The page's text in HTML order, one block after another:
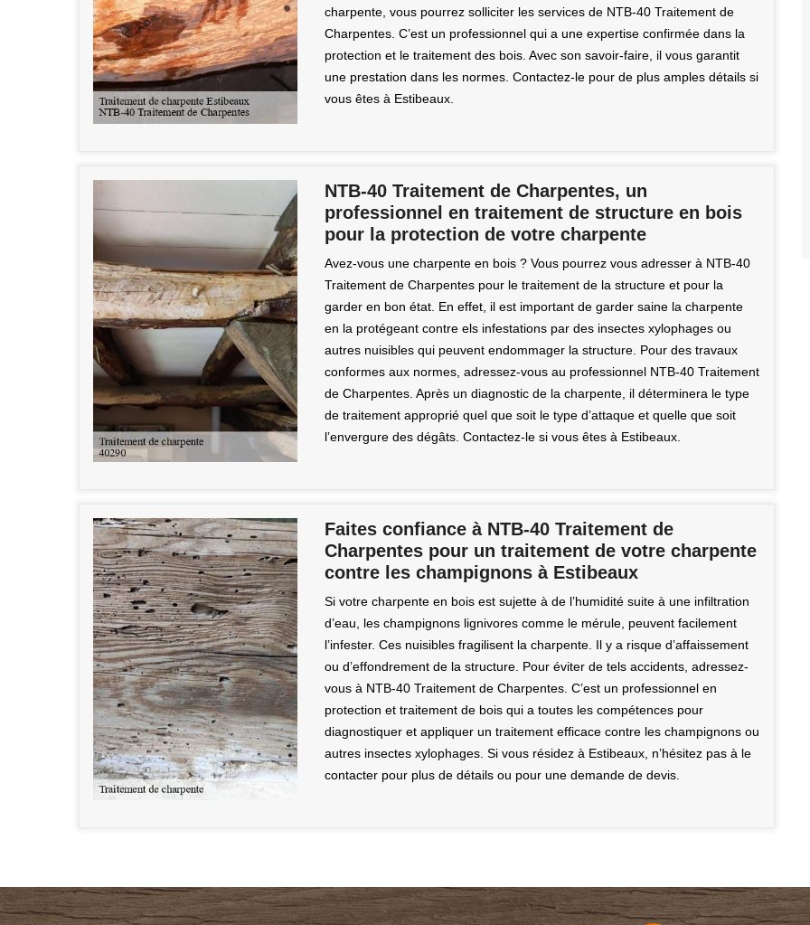
charpente, vous pourrez solliciter les services de NTB-40 Traitement de
Charpentes. C’est un professionnel qui a une expertise confirmée dans la
protection et le traitement des bois. Avec son savoir-faire, il vous garantit
une prestation dans les normes. Contactez-le pour de plus amples détails si
vous êtes à Estibeaux.
NTB-40 Traitement de Charpentes, un
professionnel en traitement de structure en bois
pour la protection de votre charpente
Avez-vous une charpente en bois ? Vous pourrez vous adresser à NTB-40
Traitement de Charpentes pour le traitement de la structure et pour la
garder en bon état. En effet, il est important de garder saine la charpente
en la protégeant contre els infestations par des insectes xylophages ou
autres nuisibles qui peuvent endommager la structure. Pour des travaux
conformes aux normes, adressez-vous au professionnel NTB-40 Traitement
de Charpentes. Après un diagnostic de la charpente, il déterminera le type
de traitement approprié quel que soit le type d’attaque et quelle que soit
l’envergure des dégâts. Contactez-le si vous êtes à Estibeaux.
Faites confiance à NTB-40 Traitement de
Charpentes pour un traitement de votre charpente
contre les champignons à Estibeaux
Si votre charpente en bois est sujette à de l’humidité suite à une infiltration
d’eau, les champignons lignivores comme le mérule, peuvent facilement
l’infester. Ces nuisibles fragilisent la charpente. Il y a risque d’affaissement
ou d’effondrement de la structure. Pour éviter de tels accidents, adressez-
vous à NTB-40 Traitement de Charpentes. C’est un professionnel en
protection et traitement de bois qui a toutes les compétences pour
diagnostiquer et appliquer un traitement efficace contre les champignons ou
autres insectes xylophages. Si vous résidez à Estibeaux, n’hésitez pas à le
contacter pour plus de détails ou pour une demande de devis.